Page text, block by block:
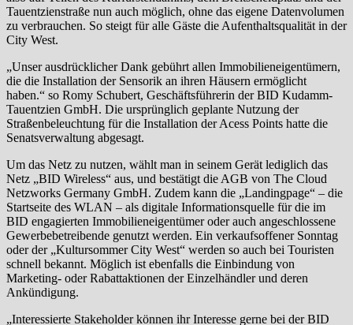
Tauentzienstraße nun auch möglich, ohne das eigene Datenvolumen
zu verbrauchen. So steigt für alle Gäste die Aufenthaltsqualität in der
City West.
„Unser ausdrücklicher Dank gebührt allen Immobilieneigentümern,
die die Installation der Sensorik an ihren Häusern ermöglicht
haben.“ so Romy Schubert, Geschäftsführerin der BID Kudamm-
Tauentzien GmbH. Die ursprünglich geplante Nutzung der
Straßenbeleuchtung für die Installation der Acess Points hatte die
Senatsverwaltung abgesagt.
Um das Netz zu nutzen, wählt man in seinem Gerät lediglich das
Netz „BID Wireless“ aus, und bestätigt die AGB von The Cloud
Netzworks Germany GmbH. Zudem kann die „Landingpage“ – die
Startseite des WLAN – als digitale Informationsquelle für die im
BID engagierten Immobilieneigentümer oder auch angeschlossene
Gewerbebetreibende genutzt werden. Ein verkaufsoffener Sonntag
oder der „Kultursommer City West“ werden so auch bei Touristen
schnell bekannt. Möglich ist ebenfalls die Einbindung von
Marketing- oder Rabattaktionen der Einzelhändler und deren
Ankündigung.
„Interessierte Stakeholder können ihr Interesse gerne bei der BID